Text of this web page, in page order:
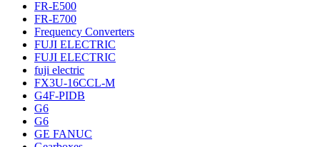
FR-E500
FR-E700
Frequency Converters
FUJI ELECTRIC
FUJI ELECTRIC
fuji electric
FX3U-16CCL-M
G4F-PIDB
G6
G6
GE FANUC